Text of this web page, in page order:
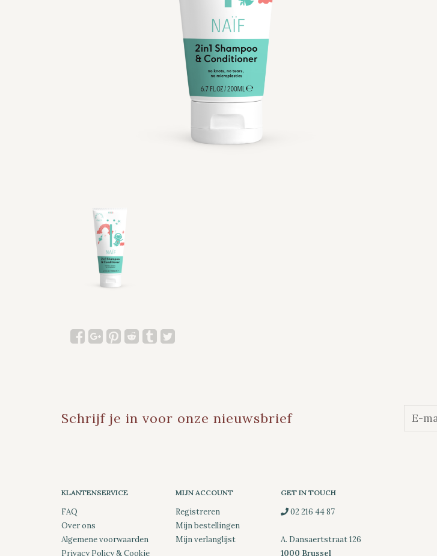
Schrijf je in voor onze nieuwsbrief
KLANTENSERVICE
FAQ
Over ons
Algemene voorwaarden
Privacy Policy & Cookie
MIJN ACCOUNT
Registreren
Mijn bestellingen
Mijn verlanglijst
GET IN TOUCH
02 216 44 87
A. Dansaertstraat 126
1000 Brussel